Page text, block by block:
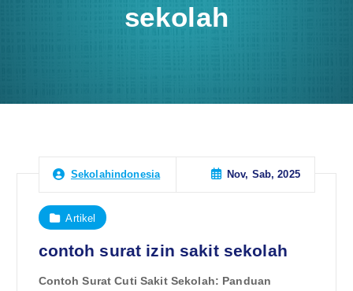
sekolah
Sekolahindonesia Nov, Sab, 2025
Artikel
contoh surat izin sakit sekolah
Contoh Surat Cuti Sakit Sekolah: Panduan